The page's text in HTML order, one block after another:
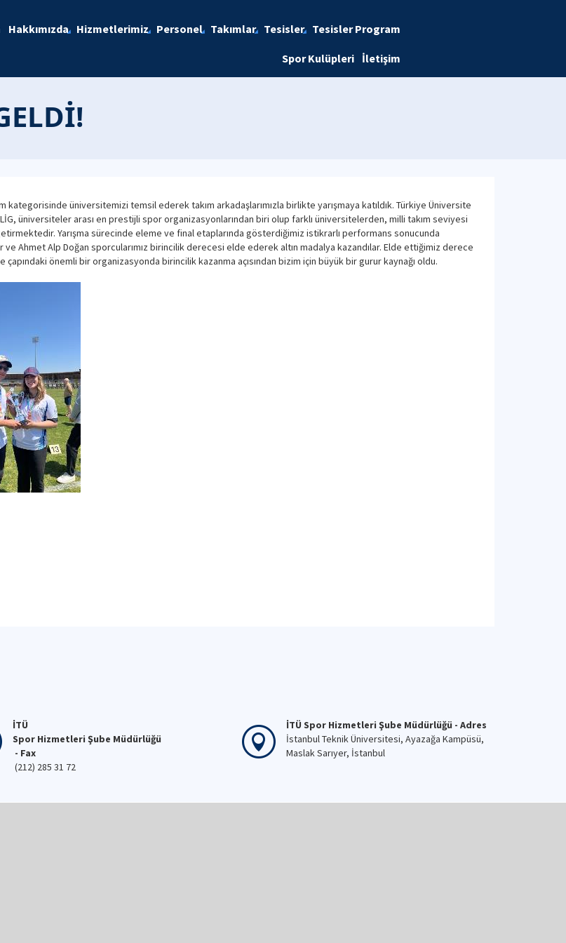
Hakkımızda Hizmetlerimiz Personel Takımlar Tesisler Tesisler Program
Spor Kulüpleri İletişim
kategorisinde üniversitemizi temsil ederek takım arkadaşlarımızla birlikte yarışmaya katıldık. Türkiye Üniversite
üniversiteler arası en prestijli spor organizasyonlarından biri olup farklı üniversitelerden, milli takım seviyesi
Yarışma sürecinde eleme ve final etaplarında gösterdiğimiz istikrarlı performans sonucunda
ve Ahmet Alp Doğan sporcularımız birincilik derecesi elde ederek altın madalya kazandılar. Elde ettiğimiz derece
önemli bir organizasyonda birincilik kazanma açısından bizim için büyük bir gurur kaynağı oldu.
İTÜ
Spor Hizmetleri Şube Müdürlüğü
- Fax
(212) 285 31 72
İTÜ Spor Hizmetleri Şube Müdürlüğü - Adres
İstanbul Teknik Üniversitesi, Ayazağa Kampüsü,
Maslak Sarıyer, İstanbul